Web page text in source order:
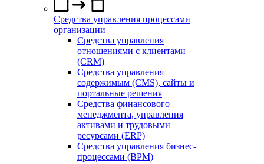
Средства управления процессами
организации
Средства управления
отношениями с клиентами
(CRM)
Средства управления
содержимым (CMS), сайты и
портальные решения
Средства финансового
менеджмента, управления
активами и трудовыми
ресурсами (ERP)
Средства управления бизнес-
процессами (BPM)